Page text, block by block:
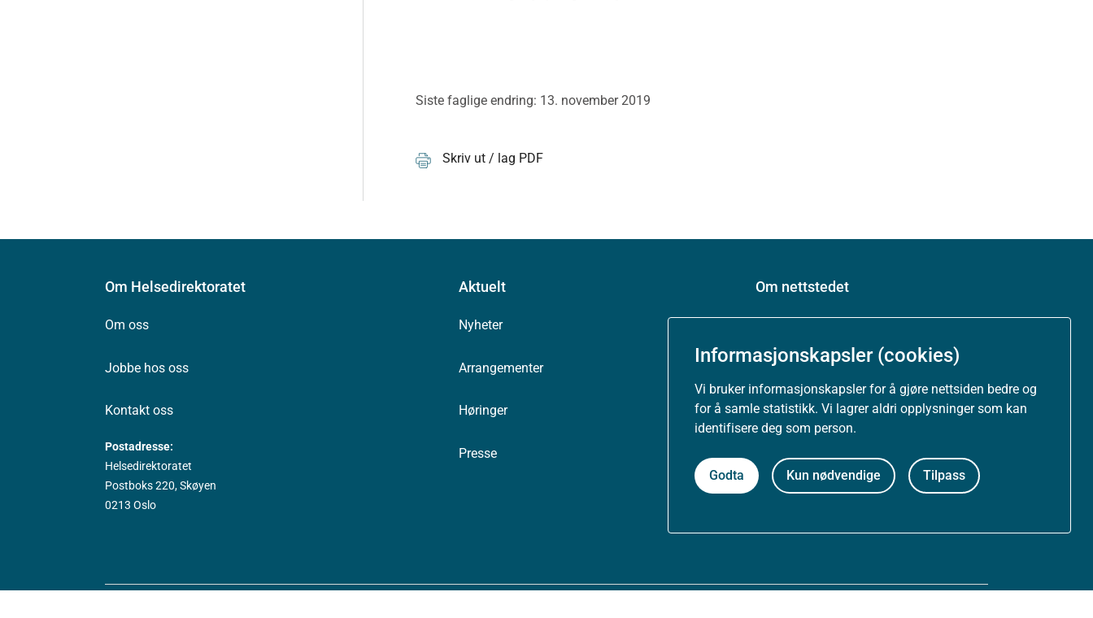
Informasjonskapsler (cookies)
Vi bruker informasjonskapsler for å gjøre nettsiden bedre og
for å samle statistikk. Vi lagrer aldri opplysninger som kan
identifisere deg som person.
Godta Kun nødvendige Tilpass
Siste faglige endring: 13. november 2019
Skriv ut / lag PDF
Om Helsedirektoratet
Om oss
Jobbe hos oss
Kontakt oss
Postadresse:
Helsedirektoratet
Postboks 220, Skøyen
0213 Oslo
Aktuelt
Nyheter
Arrangementer
Høringer
Presse
Om nettstedet
Tilgjengelighetserklæring (uustatus.no)
Besøksstatistikk og informasjonskapsler
Åpne data (API)